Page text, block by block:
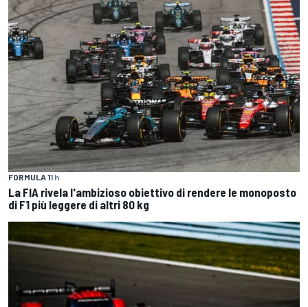
FORMULA 11 h
La FIA rivela l'ambizioso obiettivo di rendere le monoposto
di F1 più leggere di altri 80 kg